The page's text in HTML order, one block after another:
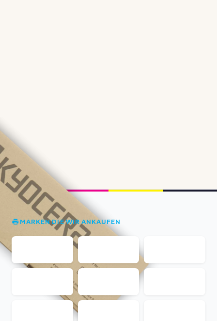
MARKEN DIE WIR ANKAUFEN